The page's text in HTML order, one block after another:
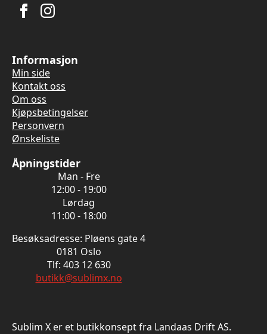
Informasjon
Min side
Kontakt oss
Om oss
Kjøpsbetingelser
Personvern
Ønskeliste
Åpningstider
Man - Fre
12:00 - 19:00
Lørdag
11:00 - 18:00
Besøksadresse: Pløens gate 4
0181 Oslo
Tlf: 403 12 630
butikk@sublimx.no
Sublim X er et butikkonsept fra Landaas Drift AS.